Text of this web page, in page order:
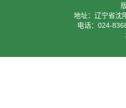
地址：辽宁省沈
电话：024-